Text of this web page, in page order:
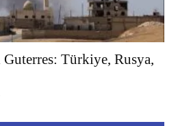
Türkiye, Rusya,